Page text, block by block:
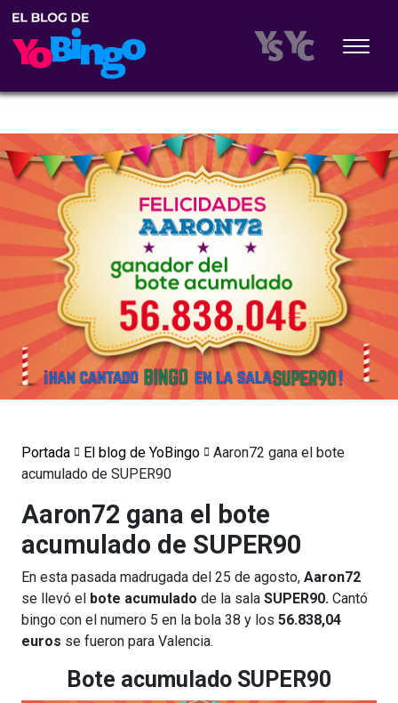
Portada El blog de YoBingo
Aaron72 gana el bote
acumulado de SUPER90
Aaron72 gana el bote
acumulado de SUPER90
En esta pasada madrugada del 25 de agosto, Aaron72
se llevó el bote acumulado de la sala SUPER90. Cantó
bingo con el numero 5 en la bola 38 y los 56.838,04
euros se fueron para Valencia.
Bote acumulado SUPER90